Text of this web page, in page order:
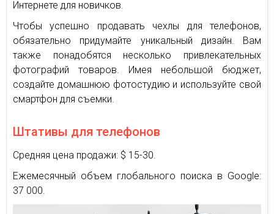
Интернете для новичков.
Чтобы успешно продавать чехлы для телефонов,
обязательно придумайте уникальный дизайн. Вам
также понадобятся несколько привлекательных
фотографий товаров. Имея небольшой бюджет,
создайте домашнюю фотостудию и используйте свой
смартфон для съемки.
Штативы для телефонов
Средняя цена продажи: $ 15-30.
Ежемесячный объем глобального поиска в Google:
37 000.